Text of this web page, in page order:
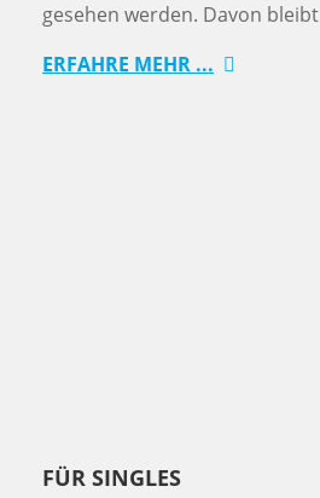
gesehen werden. Davon bleibt
ERFAHRE MEHR ...
FÜR SINGLES